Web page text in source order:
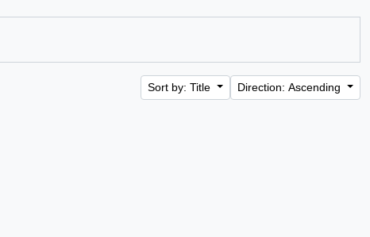
Sort by: Title Direction: Ascending